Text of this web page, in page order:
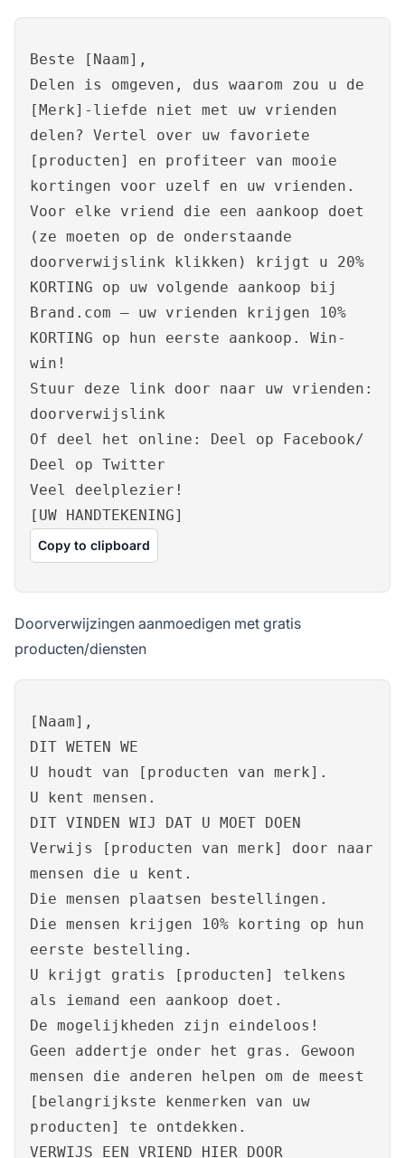
Beste [Naam],
Delen is omgeven, dus waarom zou u de
[Merk]-liefde niet met uw vrienden
delen? Vertel over uw favoriete
[producten] en profiteer van mooie
kortingen voor uzelf en uw vrienden.
Voor elke vriend die een aankoop doet
(ze moeten op de onderstaande
doorverwijslink klikken) krijgt u 20%
KORTING op uw volgende aankoop bij
Brand.com – uw vrienden krijgen 10%
KORTING op hun eerste aankoop. Win-
win!
Stuur deze link door naar uw vrienden:
doorverwijslink
Of deel het online: Deel op Facebook/
Deel op Twitter
Veel deelplezier!
[UW HANDTEKENING]
Copy to clipboard
Doorverwijzingen aanmoedigen met gratis
producten/diensten
[Naam],
DIT WETEN WE
U houdt van [producten van merk].
U kent mensen.
DIT VINDEN WIJ DAT U MOET DOEN
Verwijs [producten van merk] door naar
mensen die u kent.
Die mensen plaatsen bestellingen.
Die mensen krijgen 10% korting op hun
eerste bestelling.
U krijgt gratis [producten] telkens
als iemand een aankoop doet.
De mogelijkheden zijn eindeloos!
Geen addertje onder het gras. Gewoon
mensen die anderen helpen om de meest
[belangrijkste kenmerken van uw
producten] te ontdekken.
VERWIJS EEN VRIEND HIER DOOR